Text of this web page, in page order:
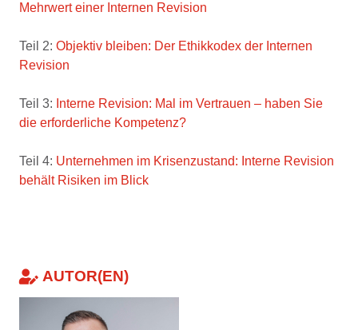
Mehrwert einer Internen Revision
Teil 2: Objektiv bleiben: Der Ethikkodex der Internen
Revision
Teil 3: Interne Revision: Mal im Vertrauen – haben Sie
die erforderliche Kompetenz?
Teil 4: Unternehmen im Krisenzustand: Interne Revision
behält Risiken im Blick
AUTOR(EN)